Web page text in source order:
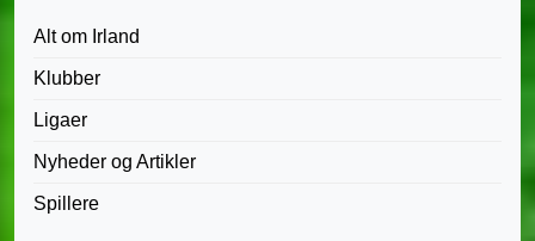
Alt om Irland
Klubber
Ligaer
Nyheder og Artikler
Spillere